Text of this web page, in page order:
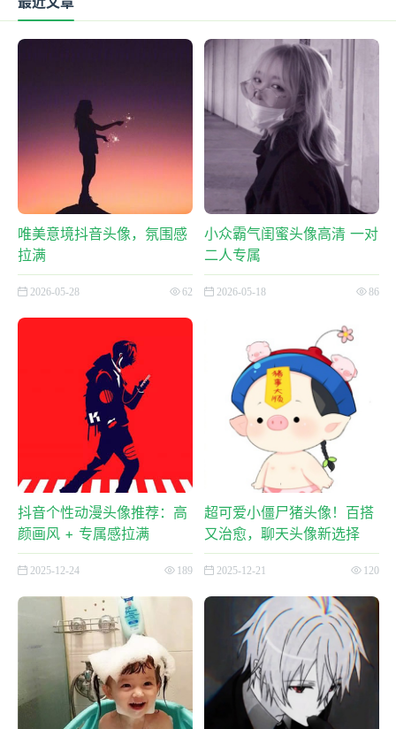
唯美意境抖音头像，氛围感
拉满
2026-05-28 62
小众霸气闺蜜头像高清 一对
二人专属
2026-05-18 86
抖音个性动漫头像推荐：高
颜画风 + 专属感拉满
2025-12-24 189
超可爱小僵尸猪头像！百搭
又治愈，聊天头像新选择
2025-12-21 120